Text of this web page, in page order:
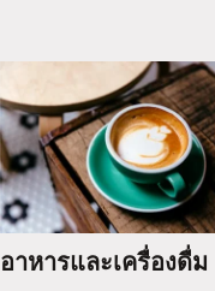
อาหารและเครื่องดื่ม